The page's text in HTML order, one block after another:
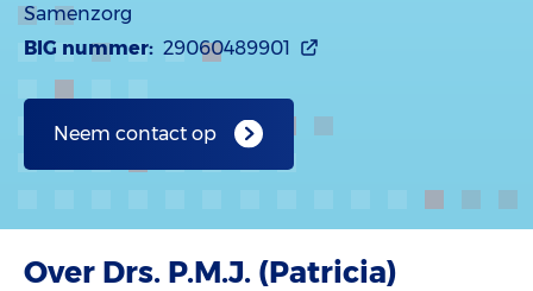
Samenzorg
BIG nummer: 29060489901
Neem contact op
Over Drs. P.M.J. (Patricia)